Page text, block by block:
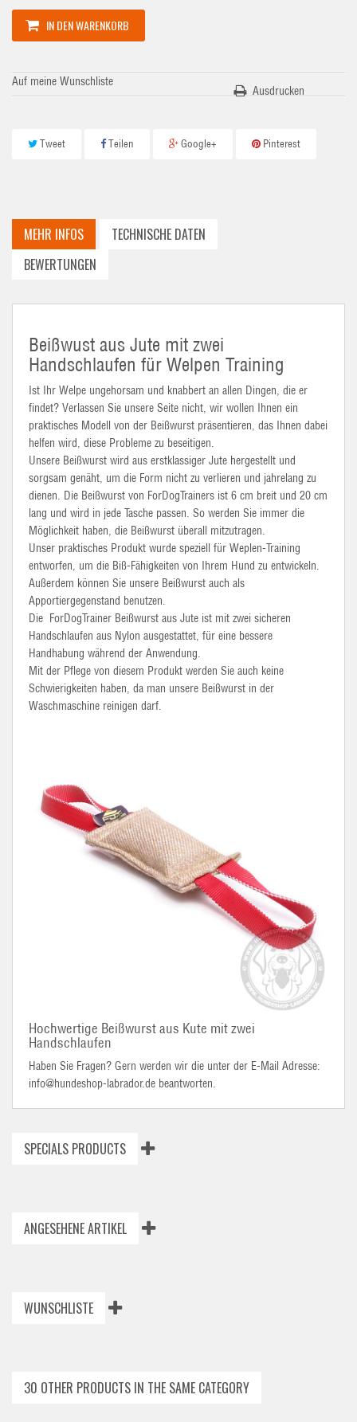
IN DEN WARENKORB
Auf meine Wunschliste
Ausdrucken
Tweet Teilen Google+ Pinterest
MEHR INFOS
TECHNISCHE DATEN
BEWERTUNGEN
Beißwust aus Jute mit zwei
Handschlaufen für Welpen Training
Ist Ihr Welpe ungehorsam und knabbert an allen Dingen, die er
findet? Verlassen Sie unsere Seite nicht, wir wollen Ihnen ein
praktisches Modell von der Beißwurst präsentieren, das Ihnen dabei
helfen wird, diese Probleme zu beseitigen.
Unsere Beißwurst wird aus erstklassiger Jute hergestellt und
sorgsam genäht, um die Form nicht zu verlieren und jahrelang zu
dienen. Die Beißwurst von ForDogTrainers ist 6 cm breit und 20 cm
lang und wird in jede Tasche passen. So werden Sie immer die
Möglichkeit haben, die Beißwurst überall mitzutragen.
Unser praktisches Produkt wurde speziell für Weplen-Training
entworfen, um die Biß-Fähigkeiten von Ihrem Hund zu entwickeln.
Außerdem können Sie unsere Beißwurst auch als
Apportiergegenstand benutzen.
Die ForDogTrainer Beißwurst aus Jute ist mit zwei sicheren
Handschlaufen aus Nylon ausgestattet, für eine bessere
Handhabung während der Anwendung.
Mit der Pflege von diesem Produkt werden Sie auch keine
Schwierigkeiten haben, da man unsere Beißwurst in der
Waschmaschine reinigen darf.
Hochwertige Beißwurst aus Kute mit zwei
Handschlaufen
Haben Sie Fragen? Gern werden wir die unter der E-Mail Adresse:
info@hundeshop-labrador.de beantworten.
SPECIALS PRODUCTS
ANGESEHENE ARTIKEL
WUNSCHLISTE
30 OTHER PRODUCTS IN THE SAME CATEGORY